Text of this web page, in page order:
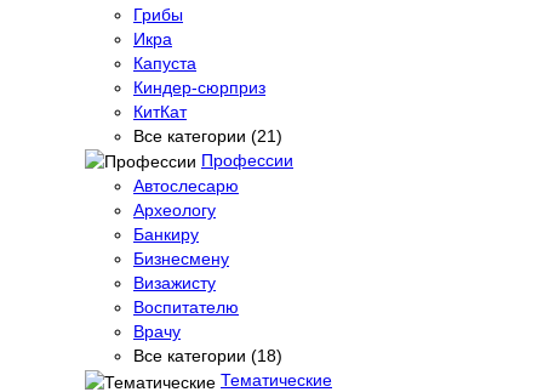
Грибы
Икра
Капуста
Киндер-сюрприз
КитКат
Все категории (21)
Профессии
Автослесарю
Археологу
Банкиру
Бизнесмену
Визажисту
Воспитателю
Врачу
Все категории (18)
Тематические